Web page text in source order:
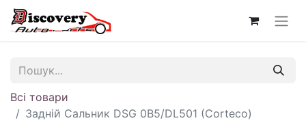
Всі товари
Задній Сальник DSG 0B5/DL501 (Corteco)